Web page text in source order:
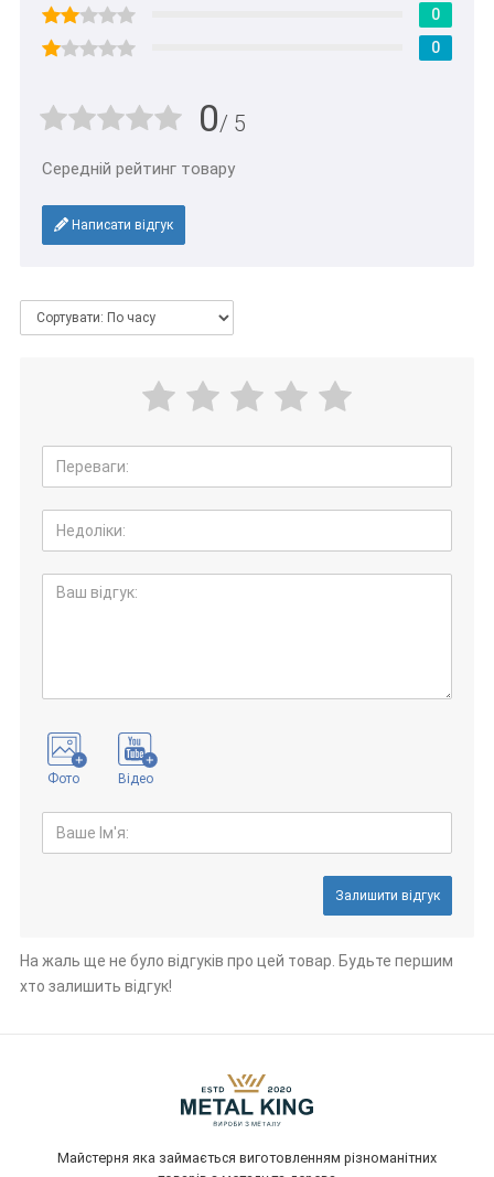
0/ 5
Середній рейтинг товару
Написати відгук
0
0
Фото Відео
Залишити відгук
На жаль ще не було відгуків про цей товар. Будьте першим
хто залишить відгук!
Майстерня яка займається виготовленням різноманітних